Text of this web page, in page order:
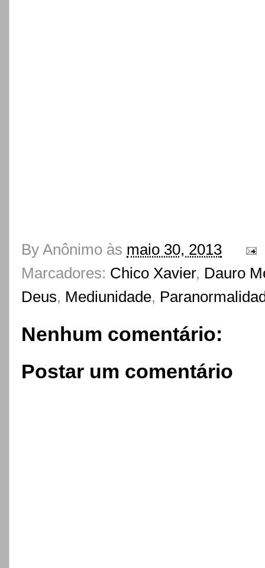
By Anônimo às maio 30, 2013
Marcadores: Chico Xavier, Dauro
Deus, Mediunidade,
Nenhum comentário:
Postar um comentário